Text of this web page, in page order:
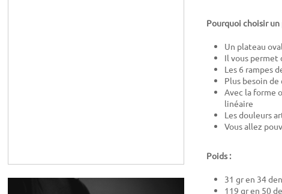
Pourquoi choisir
Un plateau
Il vous permet
Les 6 rampes
Plus besoin
Avec la forme
linéaire
Les douleurs
Vous allez
Poids :
31 gr en 34
119 gr en 50